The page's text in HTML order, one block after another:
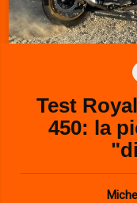
Test
450: la